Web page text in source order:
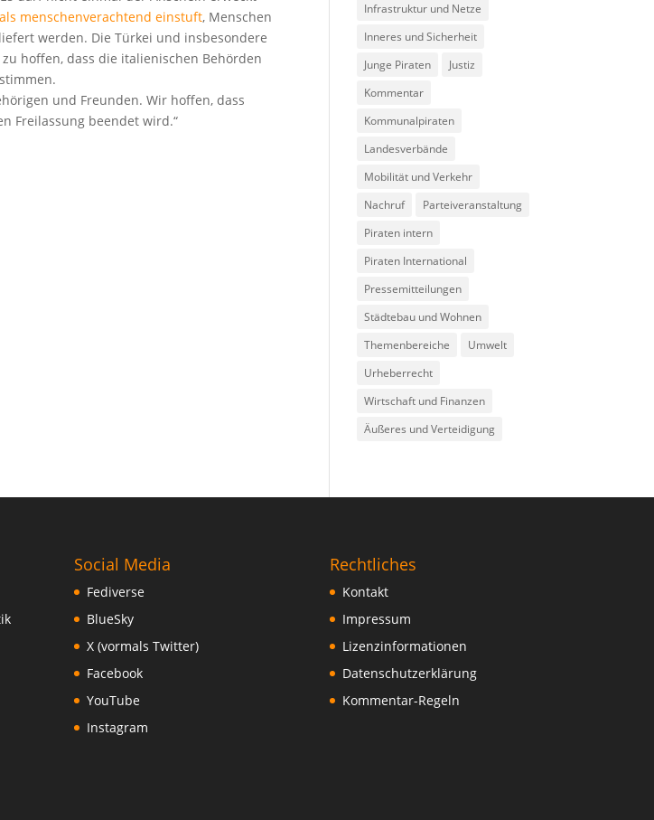
menschenverachtend einstuft, Menschen
werden. Die Türkei und insbesondere
hoffen, dass die italienischen Behörden
und Freunden. Wir hoffen, dass
Freilassung beendet wird.“
Infrastruktur und Netze
Inneres und Sicherheit
Junge Piraten
Justiz
Kommentar
Kommunalpiraten
Landesverbände
Mobilität und Verkehr
Nachruf
Parteiveranstaltung
Piraten intern
Piraten International
Pressemitteilungen
Städtebau und Wohnen
Themenbereiche
Umwelt
Urheberrecht
Wirtschaft und Finanzen
Äußeres und Verteidigung
Social Media
Fediverse
BlueSky
X (vormals Twitter)
Facebook
YouTube
Instagram
Rechtliches
Kontakt
Impressum
Lizenzinformationen
Datenschutzerklärung
Kommentar-Regeln